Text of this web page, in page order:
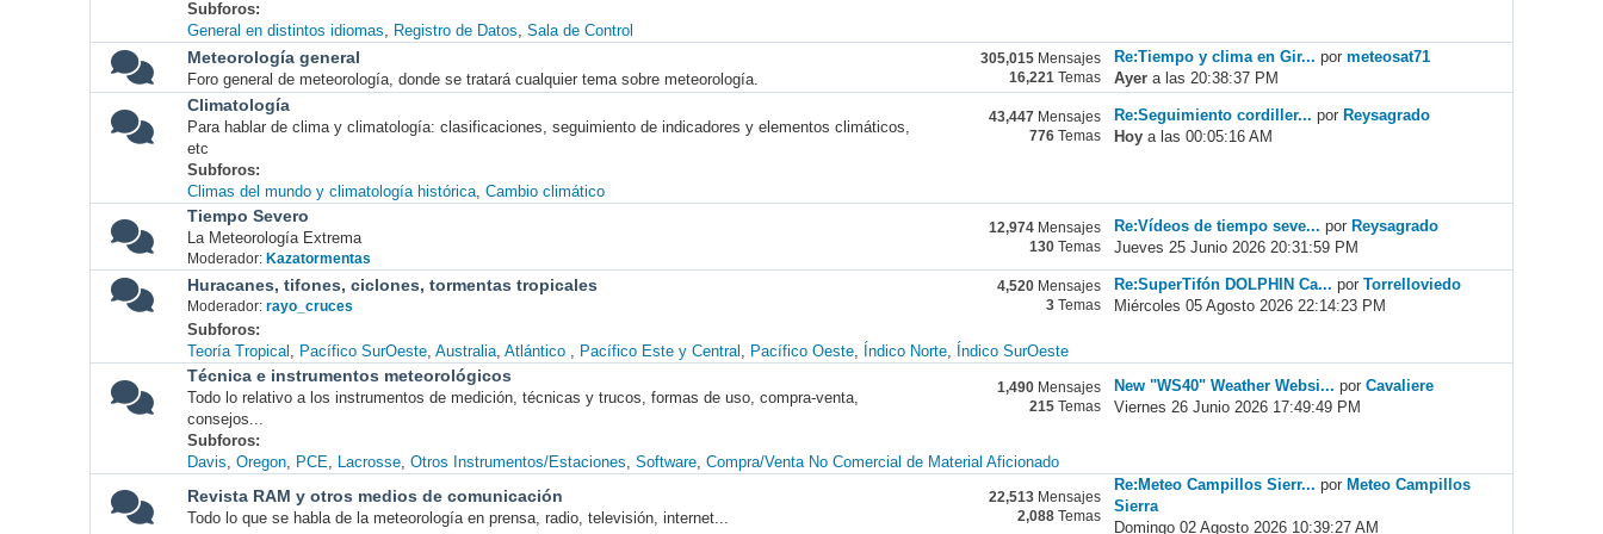
Subforos
General en distintos idiomas
Registro de Datos Sala de Control
Meteorología general
Foro general de meteorología, donde se tratará cualquier tema sobre meteorología.
305,015 Mensajes
16,221 Temas
Re:Tiempo y clima en Gir... pormeteosat71
Ayer a las 20:38:37 PM
Climatología
Para hablar de clima y climatología: clasificaciones, seguimiento de indicadores y elementos climáticos,
etc
43,447 Mensajes
776 Temas
Re:Seguimiento cordiller... por Reysagrado
Hoy a las 00:05:16 AM
Subforos
Climas del mundo y climatología histórica Cambio climático
Tiempo Severo
La Meteorología Extrema
Moderador: Kazatormentas
12,974 Mensajes
130 Temas
Re:Vídeos de tiempo seve... porReysagrado
Jueves 25 Junio 2026 20:31:59 PM
Huracanes, tifones, ciclones, tormentas tropicales
Moderador: rayo_cruces
4,520 Mensajes
3 Temas
Re:SuperTifón DOLPHIN Ca... porTorrelloviedo
Miércoles 05 Agosto 2026 22:14:23 PM
Subforos
Teoría Tropical
Pacífico SurOeste Australia Atlántico Pacífico Este y Central Pacífico Oeste Índico Norte Índico SurOeste
Técnica e instrumentos meteorológicos
Todo lo relativo a los instrumentos de medición, técnicas y trucos, formas de uso, compra-venta,
consejos...
1,490 Mensajes
215 Temas
New "WS40" Weather Websi... porCavaliere
Viernes 26 Junio 2026 17:49:49 PM
Subforos
Davis Oregon PCE Lacrosse Otros Instrumentos/Estaciones Software Compra/Venta No Comercial de Material Aficionado
Revista RAM y otros medios de comunicación
Todo lo que se habla de la meteorología en prensa, radio, televisión, internet...
22,513 Mensajes
2,088 Temas
Re:Meteo Campillos Sierr... por Meteo Campillos
Sierra
Domingo 02 Agosto 2026 10:39:27 AM